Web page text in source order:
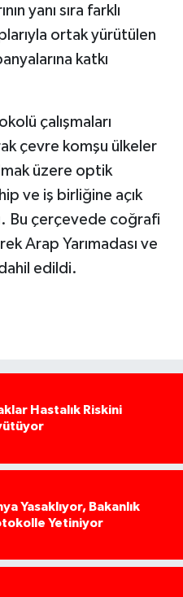
yanı sıra farklı
ortak yürütülen
katkı
çalışmaları
çevre komşu ülkeler
üzere optik
ve iş birliğine açık
Bu çerçevede coğrafi
Arap Yarımadası ve
edildi.
Hastalık Riskini
Yasaklıyor, Bakanlık
Yetiniyor